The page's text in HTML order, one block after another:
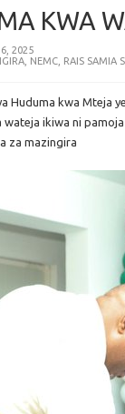
KWA
2025
NEMC RAIS SAMIA
Huduma kwa Mteja
wateja ikiwa ni
za mazingira